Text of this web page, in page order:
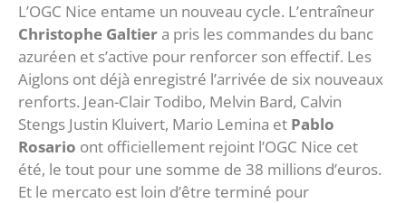
L’OGC Nice entame un nouveau cycle. L’entraîneur
Christophe Galtiera pris les commandes du banc
azuréen et s’active pour renforcer son effectif. Les
Aiglons ont déjà enregistré l’arrivée de six nouveaux
renforts. Jean-Clair Todibo, Melvin Bard, Calvin
Stengs Justin Kluivert, Mario Lemina et Pablo
Rosario ont officiellement rejoint l’OGC Nice cet
été, le tout pour une somme de 38 millions d’euros.
Et le mercato est loin d’être terminé pour